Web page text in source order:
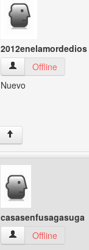
2012enelamordedios
Offline
Nuevo
↑
casasenfusagasuga
Offline